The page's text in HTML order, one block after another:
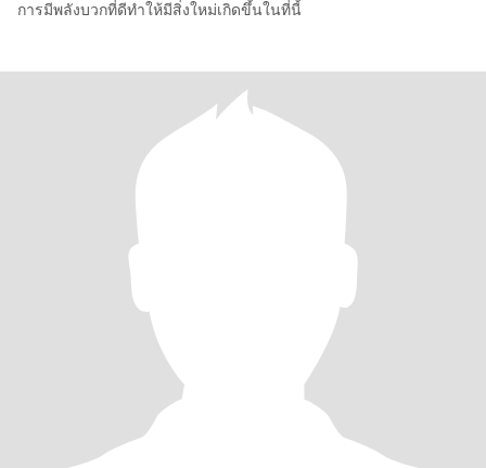
การมีพลังบวกที่ดีทำให้มีสิ่งใหม่เกิดขึ้นในที่นี้